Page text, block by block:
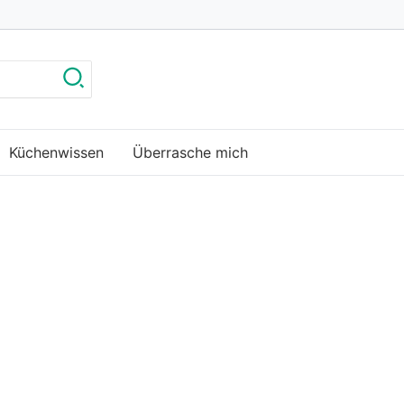
Küchenwissen Überrasche mich